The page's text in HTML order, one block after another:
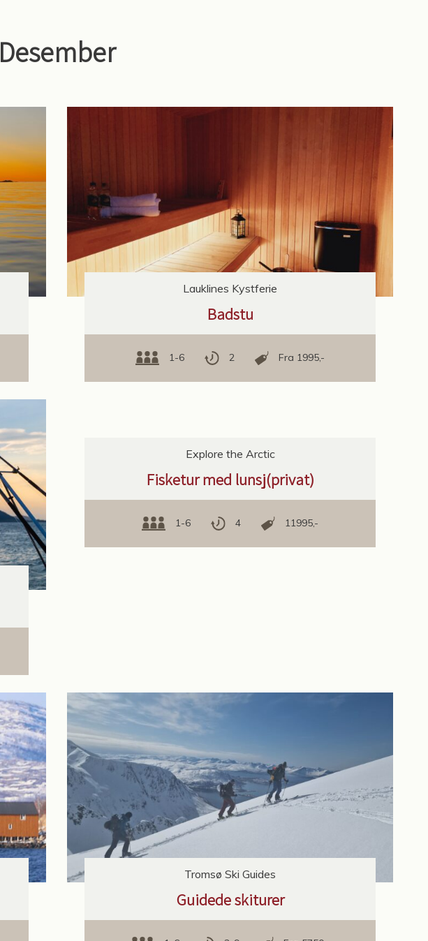
Desember
Lauklines Kystferie
Badstu
1-6 2 Fra 1995,-
Explore the Arctic
Fisketur med lunsj(privat)
1-6 4 11995,-
Tromsø Ski Guides
Guidede skiturer